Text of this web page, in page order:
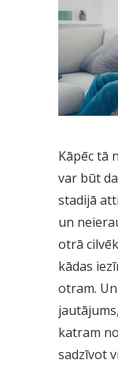
Kāpēc tā
var būt
stadijā
un
otrā
kādas
otram.
katram
sadzīvot